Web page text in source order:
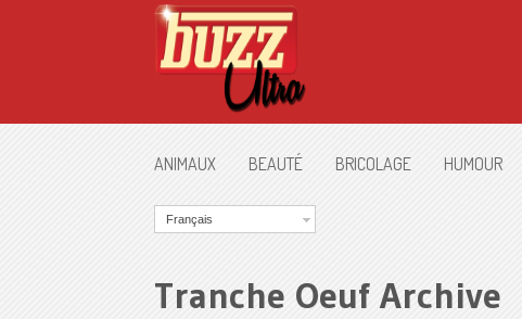
ANIMAUX BEAUTÉ BRICOLAGE HUMOUR
Français
Tranche Oeuf Archive